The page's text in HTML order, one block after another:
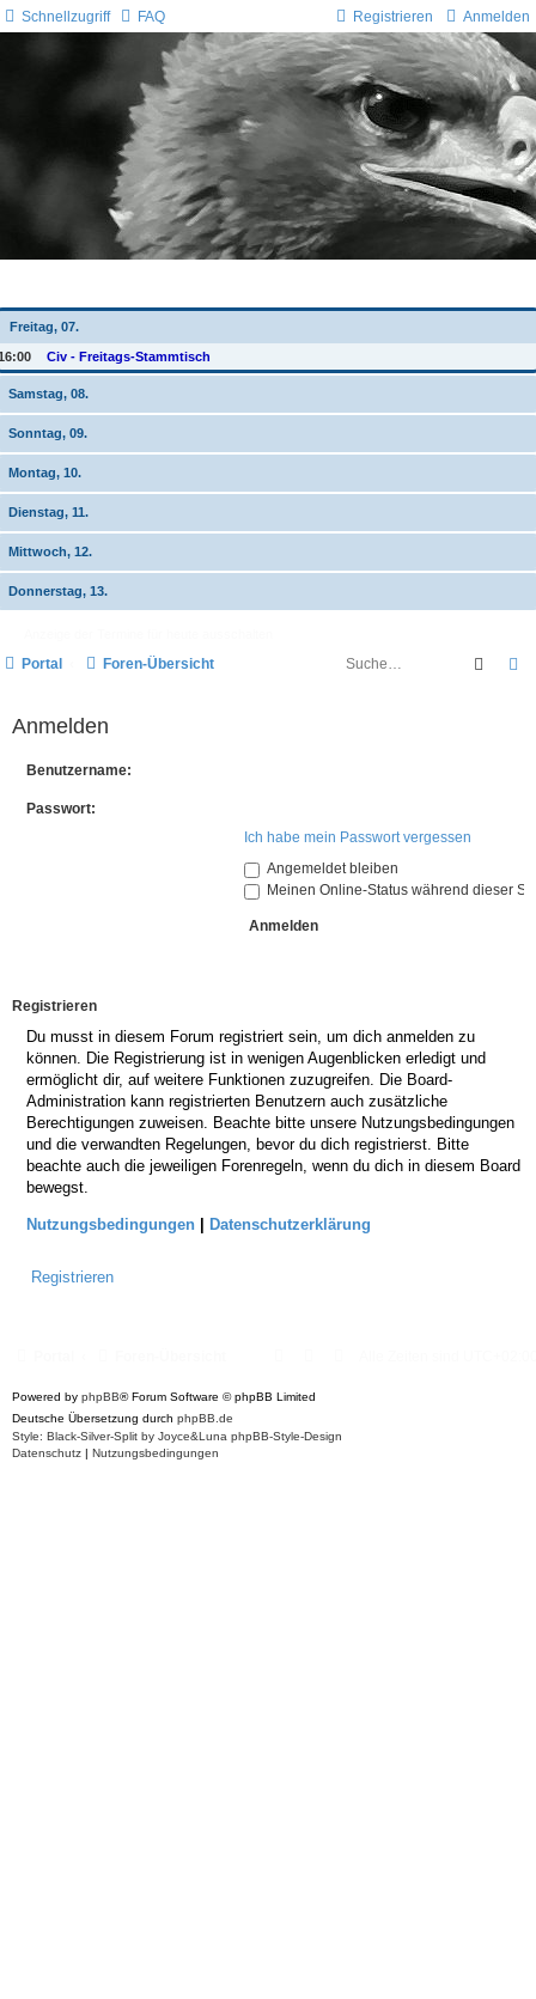
Schnellzugriff FAQ Anmelden
Registrieren
Freitag, 07.
Civ - Freitags-Stammtisch
Samstag, 08.
Sonntag, 09.
Montag, 10.
Dienstag, 11.
Mittwoch, 12.
Donnerstag, 13.
Suche
Portal Foren-Übersicht
Anmelden
Benutzername:
Passwort:
Ich habe mein Passwort vergessen
Angemeldet bleiben
Meinen Online-Status während dieser
Registrieren
Du musst in diesem Forum registriert sein, um dich anmelden zu
können. Die Registrierung ist in wenigen Augenblicken erledigt und
ermöglicht dir, auf weitere Funktionen zuzugreifen. Die Board-
Administration kann registrierten Benutzern auch zusätzliche
Berechtigungen zuweisen. Beachte bitte unsere Nutzungsbedingungen
und die verwandten Regelungen, bevor du dich registrierst. Bitte
beachte auch die jeweiligen Forenregeln, wenn du dich in diesem Board
bewegst.
Nutzungsbedingungen Datenschutzerklärung
Registrieren
Powered by phpBB® Forum Software © phpBB Limited
Deutsche Übersetzung durch phpBB.de
Style: Black-Silver-Split by Joyce&Luna phpBB-Style-Design
Datenschutz
Nutzungsbedingungen